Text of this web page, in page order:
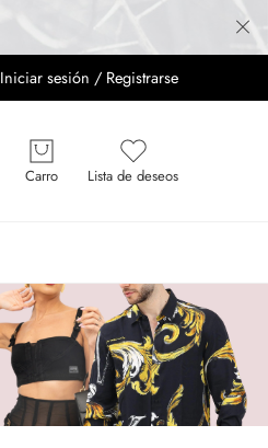
Iniciar sesión / Registrarse
Carro Lista de deseos